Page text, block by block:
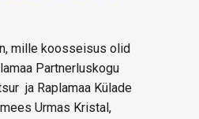
mille koosseisus olid
Partnerluskogu
ja Raplamaa Külade
Urmas Kristal,